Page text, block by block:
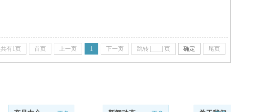
共有1页 首页 上一页 1 下一页 跳转 页 确定 尾页